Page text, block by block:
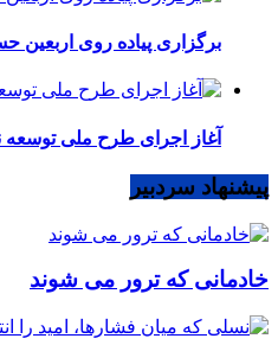
برگزاری پیاده روی اربعین حسینی در ۵۰
آغاز اجرای طرح ملی
پیشنهاد سردبیر
خادمانی که ترور می شوند